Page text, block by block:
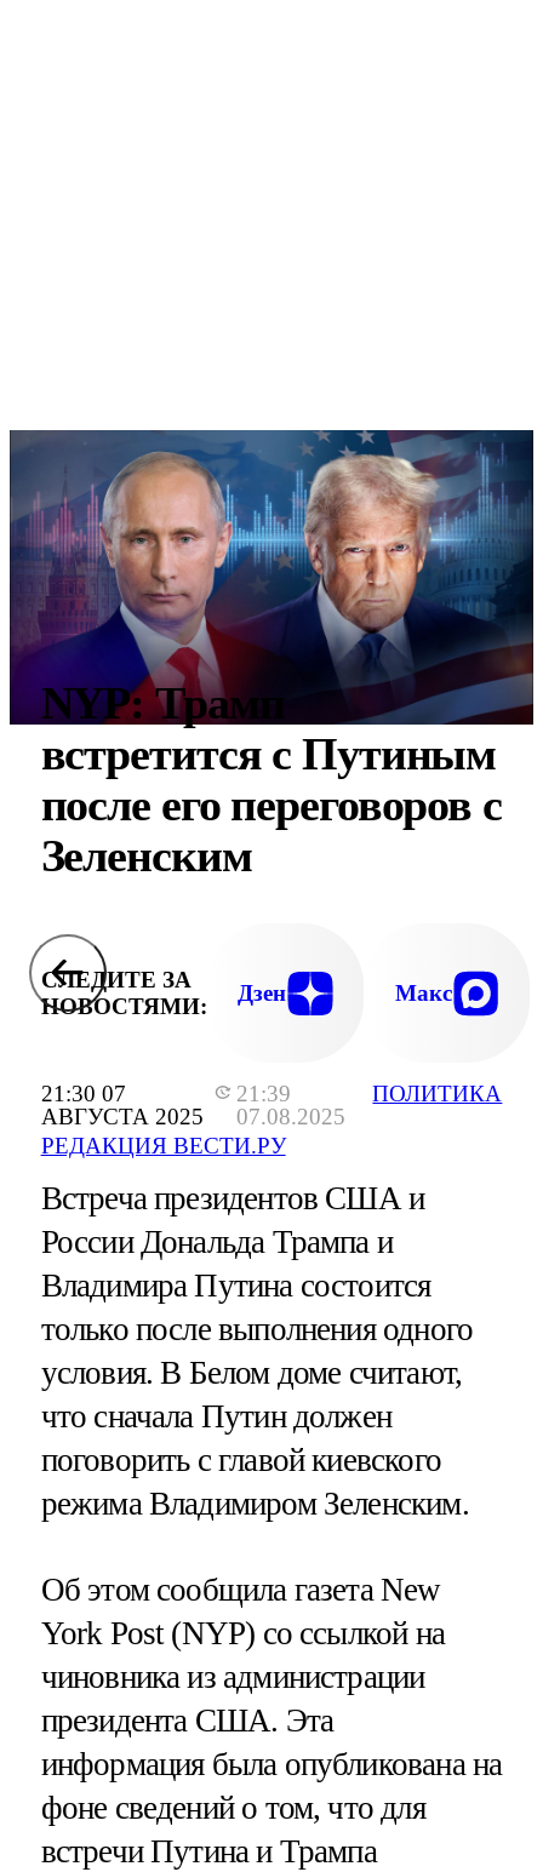
21:30 07
АВГУСТА 2025
21:39
07.08.2025
РЕДАКЦИЯ ВЕСТИ.РУ
ПОЛИТИКА
NYP: Трамп
встретится с Путиным
после его переговоров с
Зеленским
СЛЕДИТЕ ЗА
НОВОСТЯМИ:
Дзен Макс
Встреча президентов США и
России Дональда Трампа и
Владимира Путина состоится
только после выполнения одного
условия. В Белом доме считают,
что сначала Путин должен
поговорить с главой киевского
режима Владимиром Зеленским.
Об этом сообщила газета New
York Post (NYP) со ссылкой на
чиновника из администрации
президента США. Эта
информация была опубликована на
фоне сведений о том, что для
встречи Путина и Трампа